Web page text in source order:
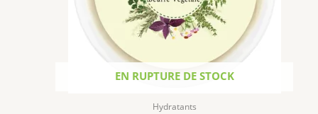
EN RUPTURE DE STOCK
Hydratants